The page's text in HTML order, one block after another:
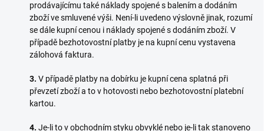
prodávajícímu také náklady spojené s balením a dodáním
zboží ve smluvené výši. Není-li uvedeno výslovně jinak, rozumí
se dále kupní cenou i náklady spojené s dodáním zboží. V
případě bezhotovostní platby je na kupní cenu vystavena
zálohová faktura.
3. V případě platby na dobírku je kupní cena splatná při
převzetí zboží a to v hotovosti nebo bezhotovostní platební
kartou.
4. Je-li to v obchodním styku obvyklé nebo je-li tak stanoveno